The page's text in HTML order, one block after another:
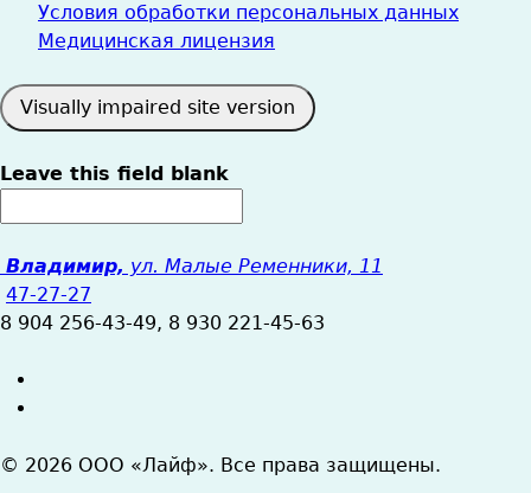
Условия обработки персональных данных
Медицинская лицензия
Leave this field blank
Владимир, ул. Малые Ременники, 11
47-27-27
8 904 256-43-49, 8 930 221-45-63
© 2026 ООО «Лайф». Все права защищены.